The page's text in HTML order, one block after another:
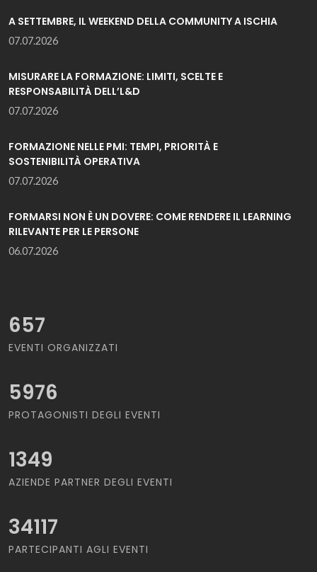
A SETTEMBRE, IL WEEKEND DELLA COMMUNITY A ISCHIA
07.07.2026
MISURARE LA FORMAZIONE: LIMITI, SCELTE E
RESPONSABILITÀ DELL’L&D
07.07.2026
FORMAZIONE NELLE PMI: TEMPI, PRIORITÀ E
SOSTENIBILITÀ OPERATIVA
07.07.2026
FORMARSI NON È UN DOVERE: COME RENDERE IL LEARNING
RILEVANTE PER LE PERSONE
06.07.2026
657
EVENTI ORGANIZZATI
5976
PROTAGONISTI DEGLI EVENTI
1349
AZIENDE PARTNER DEGLI EVENTI
34117
PARTECIPANTI AGLI EVENTI